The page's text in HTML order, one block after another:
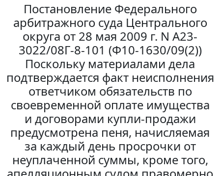
Постановление Федерального
арбитражного суда Центрального
округа от 28 мая 2009 г. N А23-
3022/08Г-8-101 (Ф10-1630/09(2))
Поскольку материалами дела
подтверждается факт неисполнения
ответчиком обязательств по
своевременной оплате имущества
и договорами купли-продажи
предусмотрена пеня, начисляемая
за каждый день просрочки от
неуплаченной суммы, кроме того,